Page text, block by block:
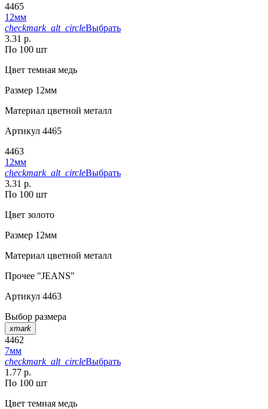
4465
12мм
checkmark_alt_circleВыбрать
3.31 р.
По 100 шт
Цвет темная медь
Размер 12мм
Материал цветной металл
Артикул 4465
4463
12мм
checkmark_alt_circleВыбрать
3.31 р.
По 100 шт
Цвет золото
Размер 12мм
Материал цветной металл
Прочее "JEANS"
Артикул 4463
Выбор размера
xmark
4462
7мм
checkmark_alt_circleВыбрать
1.77 р.
По 100 шт
Цвет темная медь